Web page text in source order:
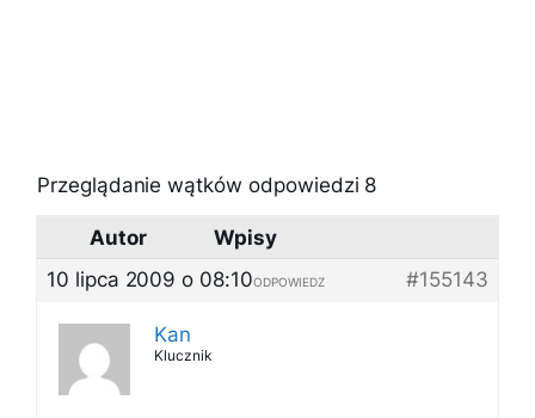
Przeglądanie wątków odpowiedzi 8
Autor
Wpisy
10 lipca 2009 o 08:10
#155143
ODPOWIEDZ
Kan
Klucznik